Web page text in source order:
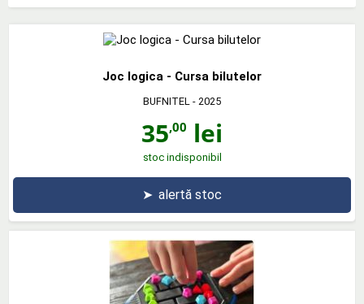
Joc logica - Cursa bilutelor
BUFNITEL - 2025
35,00 lei
stoc indisponibil
➤ alertă stoc